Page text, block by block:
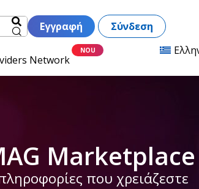
Εγγραφή Σύνδεση
Network
Marketplace
που χρειάζεστε